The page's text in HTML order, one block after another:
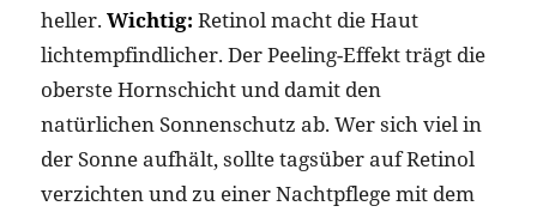
heller. Wichtig: Retinol macht die Haut
lichtempfindlicher. Der Peeling-Effekt trägt die
oberste Hornschicht und damit den
natürlichen Sonnenschutz ab. Wer sich viel in
der Sonne aufhält, sollte tagsüber auf Retinol
verzichten und zu einer Nachtpflege mit dem